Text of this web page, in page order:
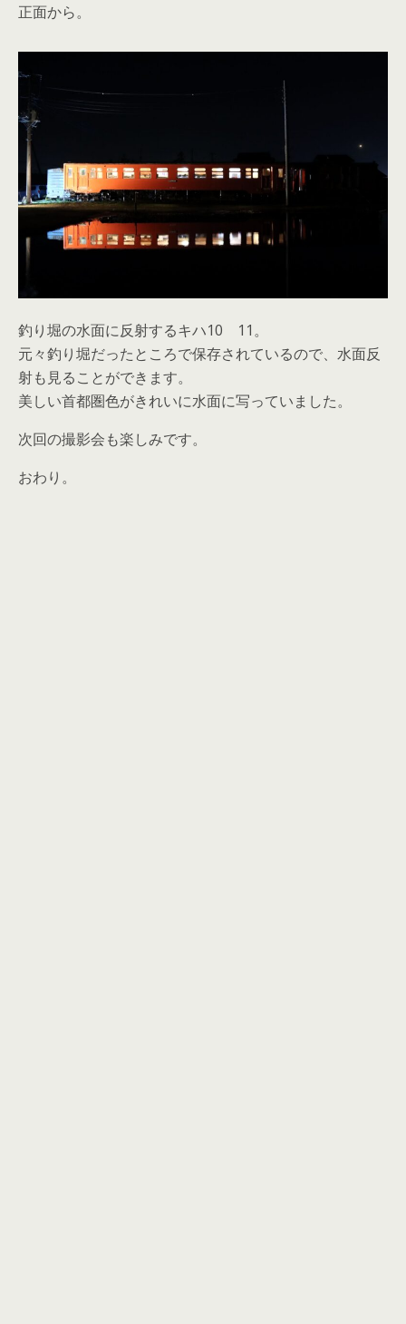
正面から。
釣り堀の水面に反射するキハ10 11。
元々釣り堀だったところで保存されているので、水面反
射も見ることができます。
美しい首都圏色がきれいに水面に写っていました。
次回の撮影会も楽しみです。
おわり。